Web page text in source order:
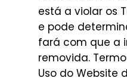
está a violar os
e pode
fará com que a
removida.
Uso do Website